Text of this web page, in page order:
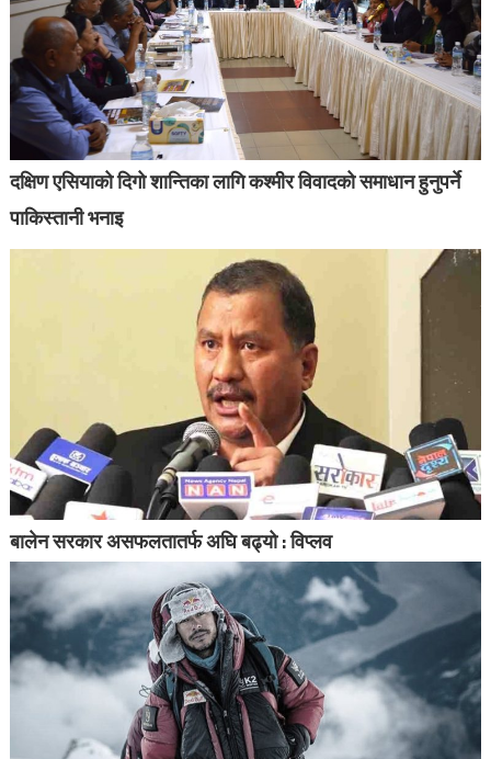
दक्षिण एसियाको दिगो शान्तिका लागि कश्मीर विवादको समाधान हुनुपर्ने
पाकिस्तानी भनाइ
बालेन सरकार असफलतातर्फ अघि बढ्यो : विप्लव